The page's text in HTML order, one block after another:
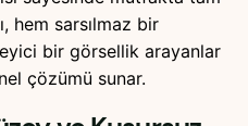
hem sarsılmaz bir
bir görsellik arayanlar
çözümü sunar.